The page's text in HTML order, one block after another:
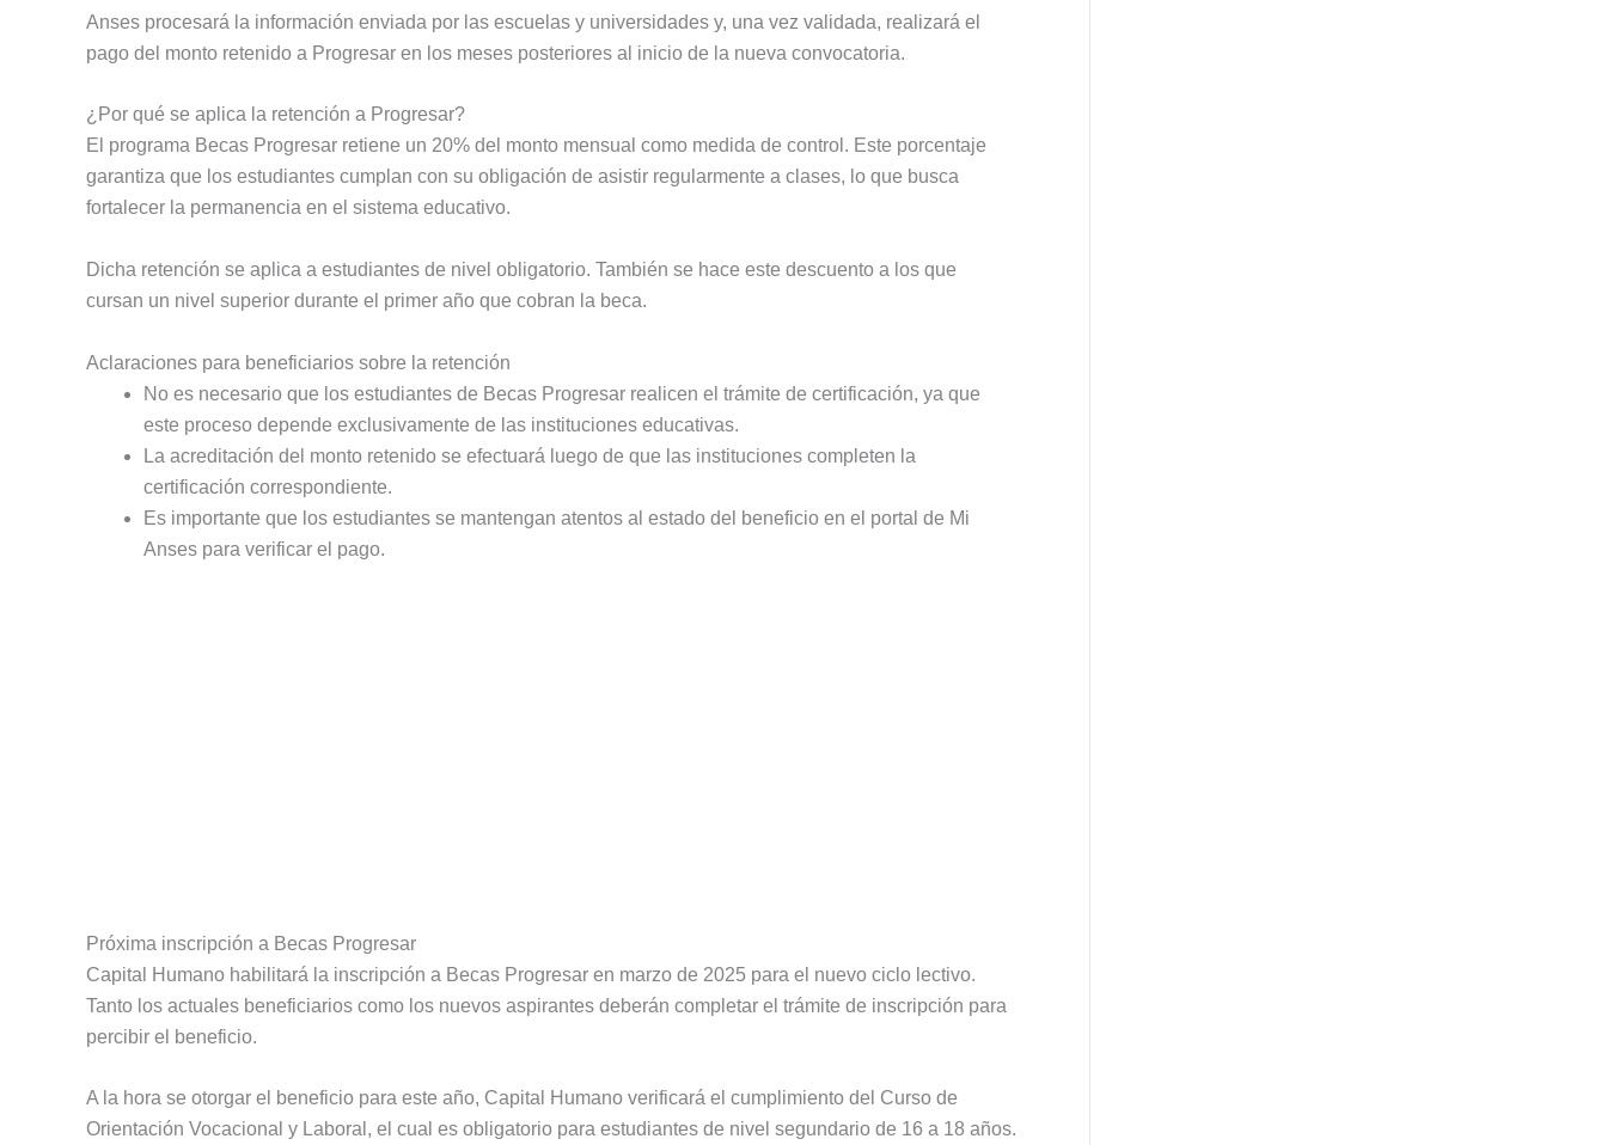
Anses procesará la información enviada por las escuelas y universidades y, una vez validada, realizará el
pago del monto retenido a Progresar en los meses posteriores al inicio de la nueva convocatoria.
¿Por qué se aplica la retención a Progresar?
El programa Becas Progresar retiene un 20% del monto mensual como medida de control. Este porcentaje
garantiza que los estudiantes cumplan con su obligación de asistir regularmente a clases, lo que busca
fortalecer la permanencia en el sistema educativo.
Dicha retención se aplica a estudiantes de nivel obligatorio. También se hace este descuento a los que
cursan un nivel superior durante el primer año que cobran la beca.
Aclaraciones para beneficiarios sobre la retención
No es necesario que los estudiantes de Becas Progresar realicen el trámite de certificación, ya que
este proceso depende exclusivamente de las instituciones educativas.
La acreditación del monto retenido se efectuará luego de que las instituciones completen la
certificación correspondiente.
Es importante que los estudiantes se mantengan atentos al estado del beneficio en el portal de Mi
Anses para verificar el pago.
Próxima inscripción a Becas Progresar
Capital Humano habilitará la inscripción a Becas Progresar en marzo de 2025 para el nuevo ciclo lectivo.
Tanto los actuales beneficiarios como los nuevos aspirantes deberán completar el trámite de inscripción para
percibir el beneficio.
A la hora se otorgar el beneficio para este año, Capital Humano verificará el cumplimiento del Curso de
Orientación Vocacional y Laboral, el cual es obligatorio para estudiantes de nivel segundario de 16 a 18 años.